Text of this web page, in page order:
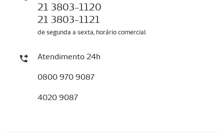
21 3803-1120
21 3803-1121
de segunda a sexta, horário comercial
Atendimento 24h
0800 970 9087
4020 9087